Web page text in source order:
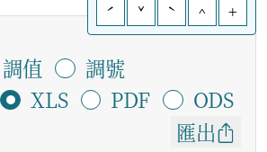
ˊ
ˇ ˋ ^ +
調值
調號
XLS
PDF
ODS
匯出